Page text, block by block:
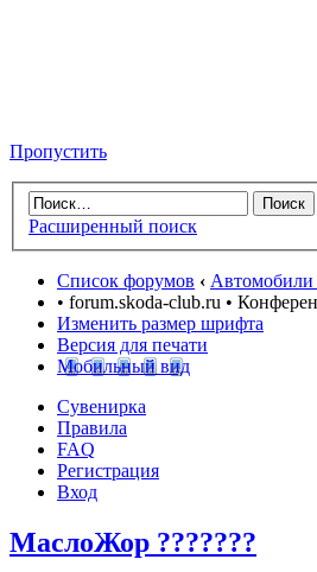
Пропустить
Расширенный поиск
Список форумов ‹
• forum.skoda-club.ru •
Изменить размер шрифта
Версия для печати
Мобильный вид
Сувенирка
Правила
FAQ
Регистрация
Вход
МаслоЖор ???????